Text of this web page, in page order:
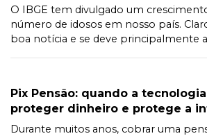
O IBGE tem divulgado um
número de idosos em nosso país.
boa notícia e se deve principalmente
Pix Pensão: quando a
proteger dinheiro e protege a
Durante muitos anos, cobrar uma